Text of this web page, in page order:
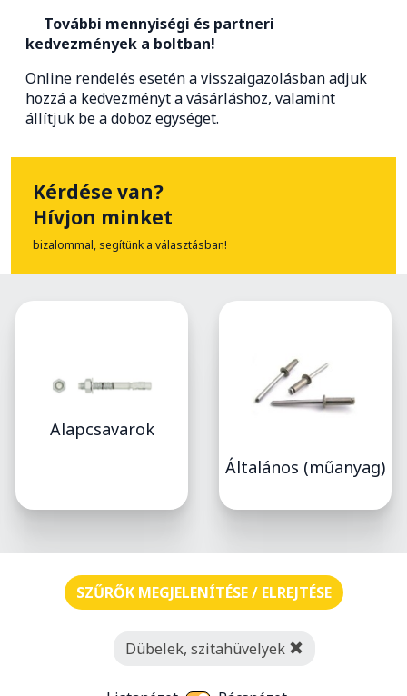
További mennyiségi és partneri
kedvezmények a boltban!
Online rendelés esetén a visszaigazolásban adjuk
hozzá a kedvezményt a vásárláshoz, valamint
állítjuk be a doboz egységet.
Kérdése van?
Hívjon minket
bizalommal, segítünk a választásban!
Alapcsavarok
Általános (műanyag)
SZŰRŐK MEGJELENÍTÉSE / ELREJTÉSE
Dübelek, szitahüvelyek